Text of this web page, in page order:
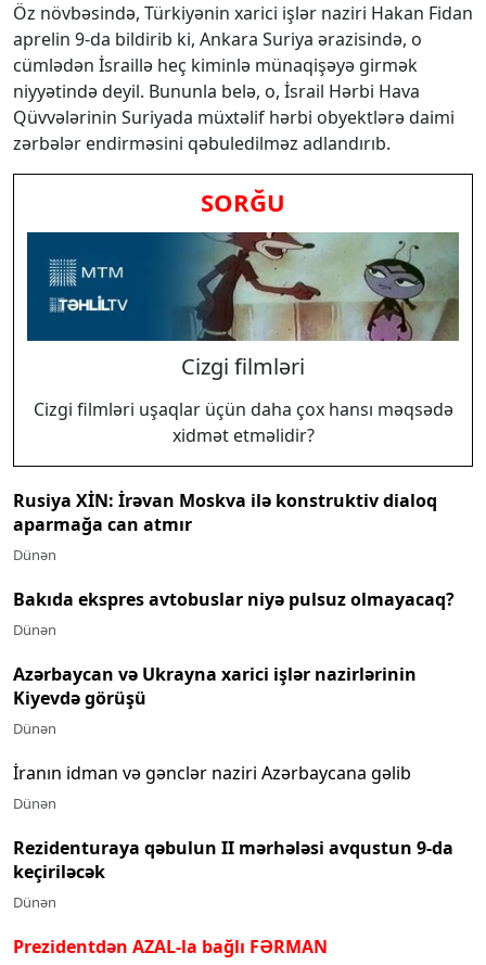
Öz növbəsində, Türkiyənin xarici işlər naziri Hakan Fidan
aprelin 9-da bildirib ki, Ankara Suriya ərazisində, o
cümlədən İsraillə heç kiminlə münaqişəyə girmək
niyyətində deyil. Bununla belə, o, İsrail Hərbi Hava
Qüvvələrinin Suriyada müxtəlif hərbi obyektlərə daimi
zərbələr endirməsini qəbuledilməz adlandırıb.
SORĞU
Cizgi filmləri
Cizgi filmləri uşaqlar üçün daha çox hansı məqsədə
xidmət etməlidir?
Rusiya XİN: İrəvan Moskva ilə konstruktiv dialoq
aparmağa can atmır
Dünən
Bakıda ekspres avtobuslar niyə pulsuz olmayacaq?
Dünən
Azərbaycan və Ukrayna xarici işlər nazirlərinin
Kiyevdə görüşü
Dünən
İranın idman və gənclər naziri Azərbaycana gəlib
Dünən
Rezidenturaya qəbulun II mərhələsi avqustun 9-da
keçiriləcək
Dünən
Prezidentdən AZAL-la bağlı FƏRMAN